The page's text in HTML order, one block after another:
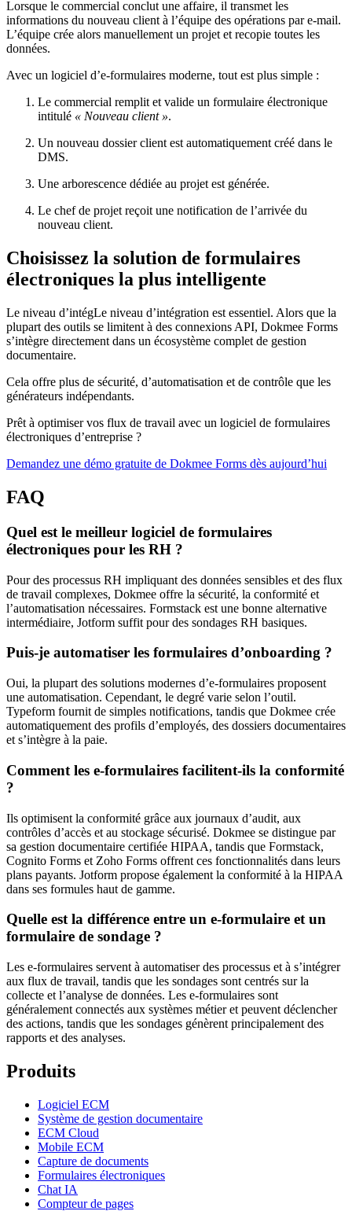
Lorsque le commercial conclut une affaire, il transmet les
informations du nouveau client à l’équipe des opérations par e-mail.
L’équipe crée alors manuellement un projet et recopie toutes les
données.
Avec un logiciel d’e-formulaires moderne, tout est plus simple :
Le commercial remplit et valide un formulaire électronique
intitulé « Nouveau client ».
Un nouveau dossier client est automatiquement créé dans le
DMS.
Une arborescence dédiée au projet est générée.
Le chef de projet reçoit une notification de l’arrivée du
nouveau client.
Choisissez la solution de formulaires
électroniques la plus intelligente
Le niveau d’intégLe niveau d’intégration est essentiel. Alors que la
plupart des outils se limitent à des connexions API, Dokmee Forms
s’intègre directement dans un écosystème complet de gestion
documentaire.
Cela offre plus de sécurité, d’automatisation et de contrôle que les
générateurs indépendants.
Prêt à optimiser vos flux de travail avec un logiciel de formulaires
électroniques d’entreprise ?
Demandez une démo gratuite de Dokmee Forms dès aujourd’hui
FAQ
Quel est le meilleur logiciel de formulaires
électroniques pour les RH ?
Pour des processus RH impliquant des données sensibles et des flux
de travail complexes, Dokmee offre la sécurité, la conformité et
l’automatisation nécessaires. Formstack est une bonne alternative
intermédiaire, Jotform suffit pour des sondages RH basiques.
Puis-je automatiser les formulaires d’onboarding ?
Oui, la plupart des solutions modernes d’e-formulaires proposent
une automatisation. Cependant, le degré varie selon l’outil.
Typeform fournit de simples notifications, tandis que Dokmee crée
automatiquement des profils d’employés, des dossiers documentaires
et s’intègre à la paie.
Comment les e-formulaires facilitent-ils la conformité
?
Ils optimisent la conformité grâce aux journaux d’audit, aux
contrôles d’accès et au stockage sécurisé. Dokmee se distingue par
sa gestion documentaire certifiée HIPAA, tandis que Formstack,
Cognito Forms et Zoho Forms offrent ces fonctionnalités dans leurs
plans payants. Jotform propose également la conformité à la HIPAA
dans ses formules haut de gamme.
Quelle est la différence entre un e-formulaire et un
formulaire de sondage ?
Les e-formulaires servent à automatiser des processus et à s’intégrer
aux flux de travail, tandis que les sondages sont centrés sur la
collecte et l’analyse de données. Les e-formulaires sont
généralement connectés aux systèmes métier et peuvent déclencher
des actions, tandis que les sondages génèrent principalement des
rapports et des analyses.
Produits
Logiciel ECM
Système de gestion documentaire
ECM Cloud
Mobile ECM
Capture de documents
Formulaires électroniques
Chat IA
Compteur de pages